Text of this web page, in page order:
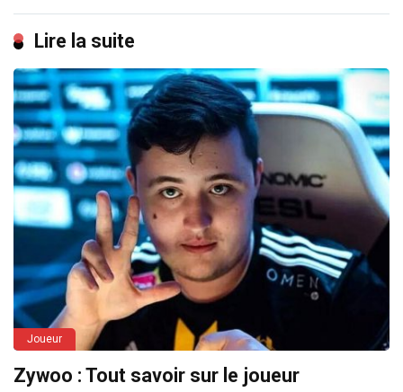
Lire la suite
Joueur
Zywoo : Tout savoir sur le joueur